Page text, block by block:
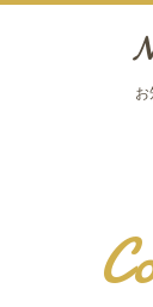
お